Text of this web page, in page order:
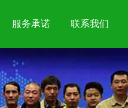
服务承诺 联系我们